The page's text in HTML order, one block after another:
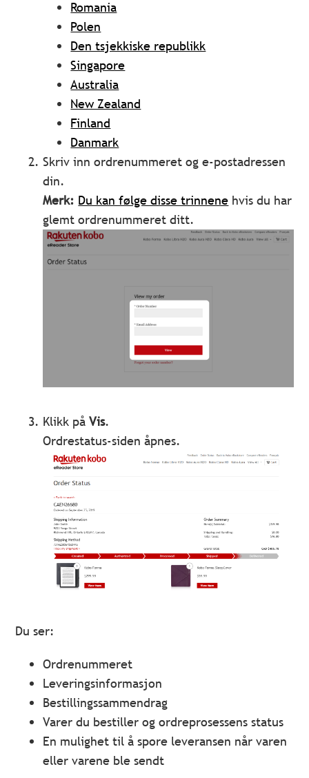
Romania
Polen
Den tsjekkiske republikk
Singapore
Australia
New Zealand
Finland
Danmark
Skriv inn ordrenummeret og e-postadressen
din.
Merk: Du kan følge disse trinnene hvis du har
glemt ordrenummeret ditt.
Klikk påVis.
Ordrestatus-siden åpnes.
Du ser:
Ordrenummeret
Leveringsinformasjon
Bestillingssammendrag
Varer du bestiller og ordreprosessens status
En mulighet til å spore leveransen når varen
eller varene ble sendt